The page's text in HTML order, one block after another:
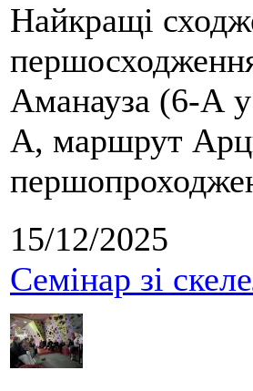
Найкращі
Аманауза (6-А
А, маршрут
15/12/2025
Семінар зі